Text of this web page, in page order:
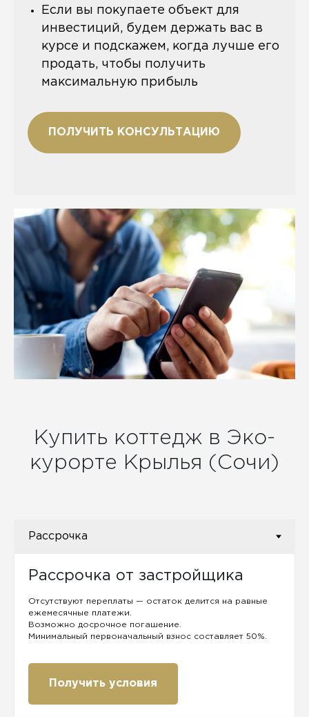
Если вы покупаете объект для
инвестиций, будем держать вас в
курсе и подскажем, когда лучше его
продать, чтобы получить
максимальную прибыль
ПОЛУЧИТЬ КОНСУЛЬТАЦИЮ
Купить коттедж в Эко-
курорте Крылья (Сочи)
Рассрочка от застройщика
Отсутствуют переплаты — остаток делится на равные
ежемесячные платежи.
Возможно досрочное погашение.
Минимальный первоначальный взнос составляет 50%.
Получить условия